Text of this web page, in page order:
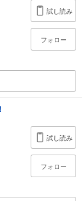
試し読み
フォロー
試し読み
フォロー